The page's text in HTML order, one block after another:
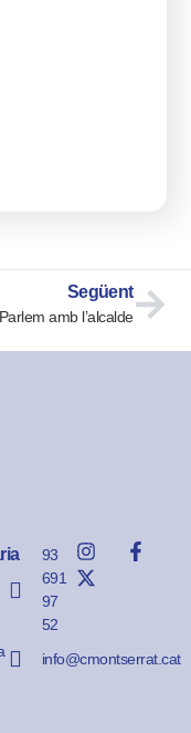
Següent
Parlem amb l’alcalde
93
691
97
52
info@cmontserrat.cat